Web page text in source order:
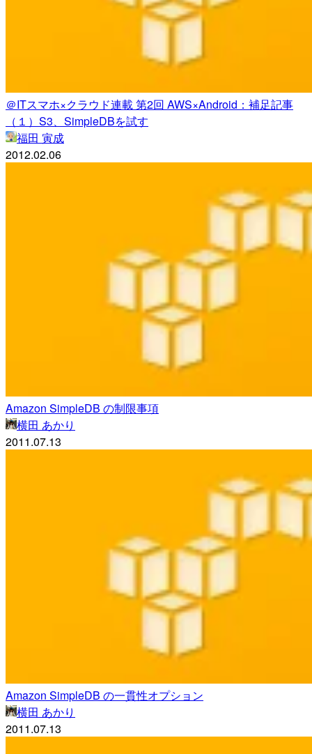
＠ITスマホ×クラウド連載 第2回 AWS×Android：補足記事
（１）S3、SimpleDBを試す
福田 寅成
2012.02.06
Amazon SimpleDB の制限事項
横田 あかり
2011.07.13
Amazon SimpleDB の一貫性オプション
横田 あかり
2011.07.13